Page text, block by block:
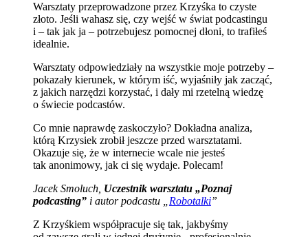
Warsztaty przeprowadzone przez Krzyśka to czyste
złoto. Jeśli wahasz się, czy wejść w świat podcastingu
i – tak jak ja – potrzebujesz pomocnej dłoni, to trafiłeś
idealnie.
Warsztaty odpowiedziały na wszystkie moje potrzeby –
pokazały kierunek, w którym iść, wyjaśniły jak zacząć,
z jakich narzędzi korzystać, i dały mi rzetelną wiedzę
o świecie podcastów.
Co mnie naprawdę zaskoczyło? Dokładna analiza,
którą Krzysiek zrobił jeszcze przed warsztatami.
Okazuje się, że w internecie wcale nie jesteś
tak anonimowy, jak ci się wydaje. Polecam!
Jacek Smoluch, Uczestnik warsztatu „Poznaj
podcasting” i autor podcastu „ Robotalki”
Z Krzyśkiem współpracuje się tak, jakbyśmy